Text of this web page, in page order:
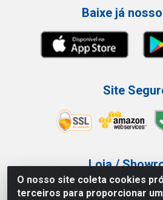
O nosso site coleta cookies
terceiros para proporcionar
Baixe já
Site
Loja /
Tel.: (11) 3227-